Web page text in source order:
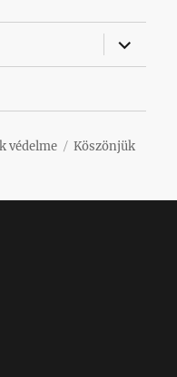
almenü
védelme
Köszönjük